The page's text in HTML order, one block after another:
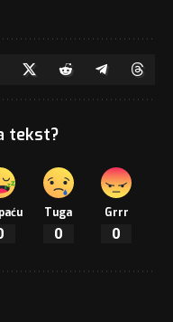
tekst?
Tuga
0
Grrr
0